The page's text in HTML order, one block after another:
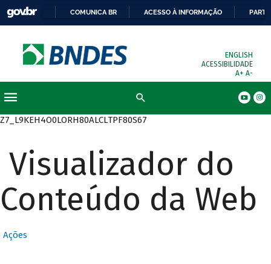
COMUNICA BR ACESSO À INFORMAÇÃO
ENGLISH
ACESSIBILIDADE
A+ A-
Z7_L9KEH4O0LORH80ALCLTPF80S67
Visualizador do
Conteúdo da Web
Ações